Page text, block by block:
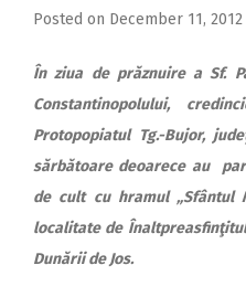
2014
2012
2011
Posted on December 11, 2012
În ziua de prăznuire a Sf.
Constantinopolului,
Protopopiatul Tg.-Bujor,
sărbătoare deoarece au
de cult cu hramul „Sfântul
localitate de
Dunării de Jos.